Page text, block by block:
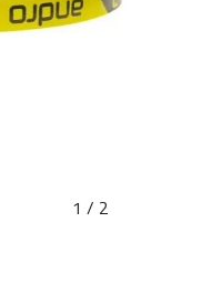
1 / 2